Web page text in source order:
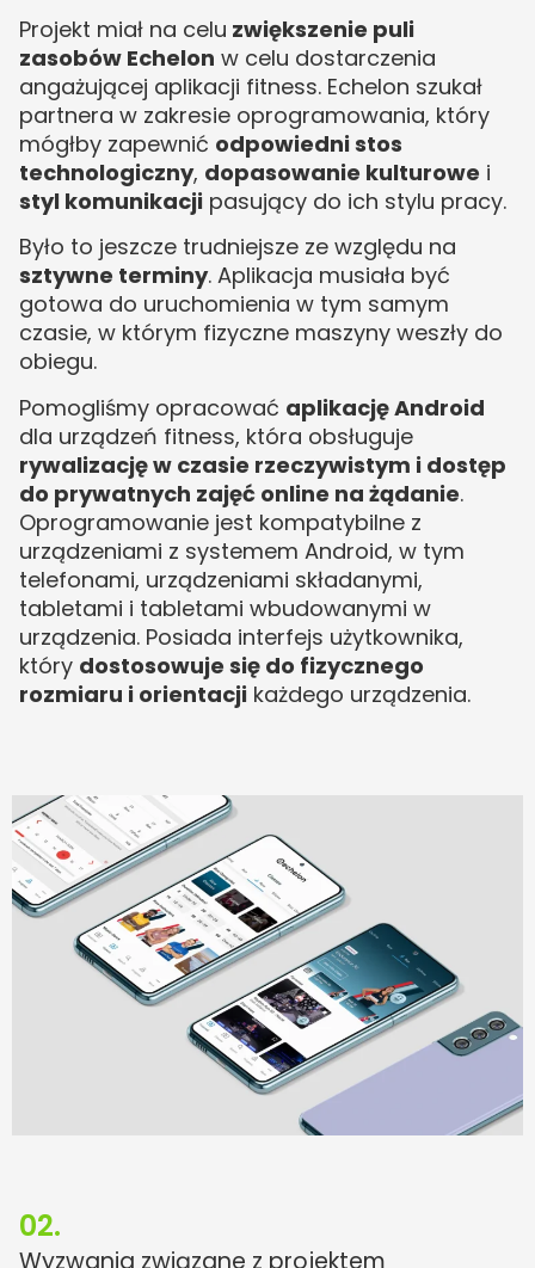
Projekt miał na celu zwiększenie puli
zasobów Echelon w celu dostarczenia
angażującej aplikacji fitness. Echelon szukał
partnera w zakresie oprogramowania, który
mógłby zapewnić odpowiedni stos
technologiczny, dopasowanie kulturowe i
styl komunikacji pasujący do ich stylu pracy.
Było to jeszcze trudniejsze ze względu na
sztywne terminy. Aplikacja musiała być
gotowa do uruchomienia w tym samym
czasie, w którym fizyczne maszyny weszły do
obiegu.
Pomogliśmy opracować aplikację Android
dla urządzeń fitness, która obsługuje
rywalizację w czasie rzeczywistym i dostęp
do prywatnych zajęć online na żądanie.
Oprogramowanie jest kompatybilne z
urządzeniami z systemem Android, w tym
telefonami, urządzeniami składanymi,
tabletami i tabletami wbudowanymi w
urządzenia. Posiada interfejs użytkownika,
który dostosowuje się do fizycznego
rozmiaru i orientacji każdego urządzenia.
02.